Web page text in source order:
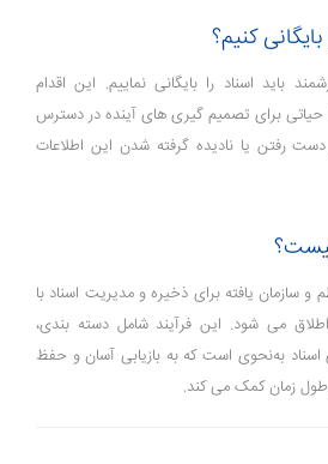
کنیم؟
باید اسناد را بایگانی نماییم. این اقدام
حیاتی برای تصمیم ‌گیری ‌های آینده در دسترس
رفتن یا نادیده گرفته شدن این اطلاعات
و سازمان ‌یافته برای ذخیره و مدیریت اسناد با
می ‌شود. این فرآیند شامل دسته ‌بندی،
به‌نحوی است که به بازیابی آسان و حفظ
زمان کمک می‌ کند.